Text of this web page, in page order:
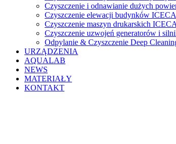
Czyszczenie i odnawianie dużych
Czyszczenie elewacji budynków
Czyszczenie maszyn drukarskich
Czyszczenie uzwojeń generatorów i
Odpylanie & Czyszczenie Deep
URZĄDZENIA
AQUALAB
NEWS
MATERIAŁY
KONTAKT